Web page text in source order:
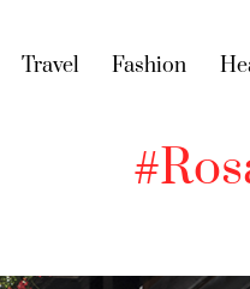
(current)
Travel (current)
Fashion